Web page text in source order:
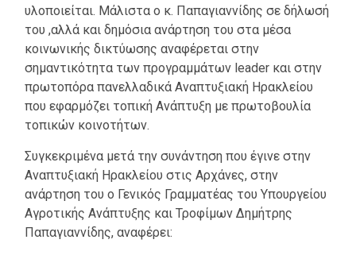
υλοποιείται. Μάλιστα ο κ. Παπαγιαννίδης σε δήλωσή
του ,αλλά και δημόσια ανάρτηση του στα μέσα
κοινωνικής δικτύωσης αναφέρεται στην
σημαντικότητα των προγραμμάτων leader και στην
πρωτοπόρα πανελλαδικά Αναπτυξιακή Ηρακλείου
που εφαρμόζει τοπική Ανάπτυξη με πρωτοβουλία
τοπικών κοινοτήτων.
Συγκεκριμένα μετά την συνάντηση που έγινε στην
Αναπτυξιακή Ηρακλείου στις Αρχάνες, στην
ανάρτηση του ο Γενικός Γραμματέας του Υπουργείου
Αγροτικής Ανάπτυξης και Τροφίμων Δημήτρης
Παπαγιαννίδης, αναφέρει: